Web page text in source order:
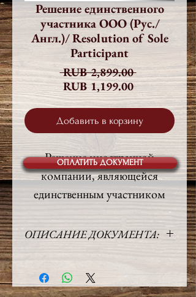
Решение единственного
участника ООО (Рус./
Англ.)/ Resolution of Sole
Participant
RUB 2,899.00 Обычная
цена
RUB 1,199.00Спеццена
Добавить в корзину
Решение иностранной
компании, являющейся
единственным участником
грамотным английским
Решение необходимо для
ОПИСАНИЕ ДОКУМЕНТА:
Объём:
2 стр.
Право:Российское /
ОПЛАТИТЬ ДОКУМЕНТ